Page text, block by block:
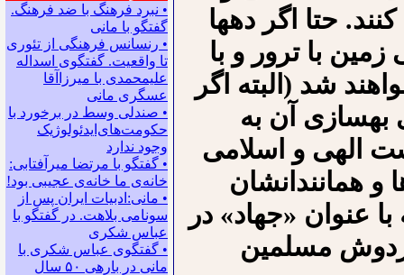
• نبرد فرهنگ با ضد فرهنگ.
گفتگو با ﻣﺎﻧﻰ
• رنسانس فرهنگی ‌از تئوری
‌تا واقعیت. گفتگوی اسداله
علیمحمدی با میرزاآقا
عسگری ‌مانی
• صندلی وسط در برخورد با
حکومت‌های‌ایدئولوژیک
وجود ندارد
• گفتگو با مرتضا میرآفتابی:
ﺧﺎﻧﻪﻯ ﻣﺎ ﺧﺎﻧﻪﻯ ﻋﺠﻴﺒﻰ ﺑﻮﺩ!
• مانی:ادبیات ایران پس از
سونامی بلاهت. در گفتگو با
عباس شکری
• گفتگوی عباس شکری با
مانی در باره‍ی ۵۰ سال
حتا اگر دهها
با ترور و با
شد (البته اگر
بهسازی آن به
الهی و اسلامی
و همانندانشان
عنوان «جهاد» در
مسلمین